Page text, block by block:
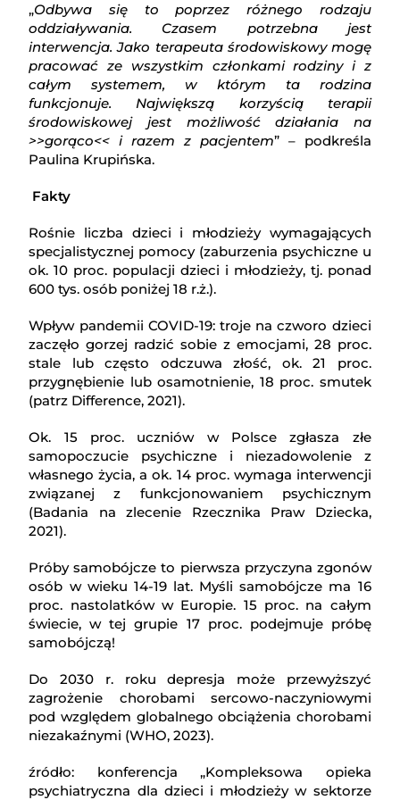
„Odbywa się to poprzez różnego rodzaju
oddziaływania. Czasem potrzebna jest
interwencja. Jako terapeuta środowiskowy mogę
pracować ze wszystkim członkami rodziny i z
całym systemem, w którym ta rodzina
funkcjonuje. Największą korzyścią terapii
środowiskowej jest możliwość działania na
>>gorąco<< i razem z pacjentem” – podkreśla
Paulina Krupińska.
Fakty
Rośnie liczba dzieci i młodzieży wymagających
specjalistycznej pomocy (zaburzenia psychiczne u
ok. 10 proc. populacji dzieci i młodzieży, tj. ponad
600 tys. osób poniżej 18 r.ż.).
Wpływ pandemii COVID-19: troje na czworo dzieci
zaczęło gorzej radzić sobie z emocjami, 28 proc.
stale lub często odczuwa złość, ok. 21 proc.
przygnębienie lub osamotnienie, 18 proc. smutek
(patrz Difference, 2021).
Ok. 15 proc. uczniów w Polsce zgłasza złe
samopoczucie psychiczne i niezadowolenie z
własnego życia, a ok. 14 proc. wymaga interwencji
związanej z funkcjonowaniem psychicznym
(Badania na zlecenie Rzecznika Praw Dziecka,
2021).
Próby samobójcze to pierwsza przyczyna zgonów
osób w wieku 14-19 lat. Myśli samobójcze ma 16
proc. nastolatków w Europie. 15 proc. na całym
świecie, w tej grupie 17 proc. podejmuje próbę
samobójczą!
Do 2030 r. roku depresja może przewyższyć
zagrożenie chorobami sercowo-naczyniowymi
pod względem globalnego obciążenia chorobami
niezakaźnymi (WHO, 2023).
źródło: konferencja „Kompleksowa opieka
psychiatryczna dla dzieci i młodzieży w sektorze